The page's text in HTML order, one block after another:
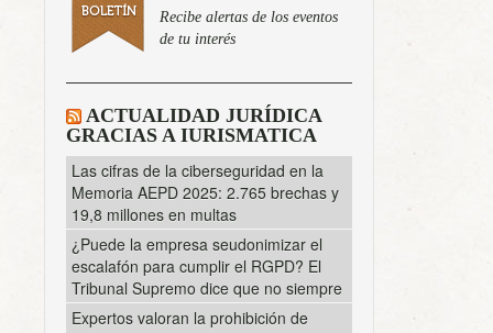
Recibe alertas de los eventos
de tu interés
ACTUALIDAD JURÍDICA
GRACIAS A IURISMATICA
Las cifras de la ciberseguridad en la
Memoria AEPD 2025: 2.765 brechas y
19,8 millones en multas
¿Puede la empresa seudonimizar el
escalafón para cumplir el RGPD? El
Tribunal Supremo dice que no siempre
Expertos valoran la prohibición de